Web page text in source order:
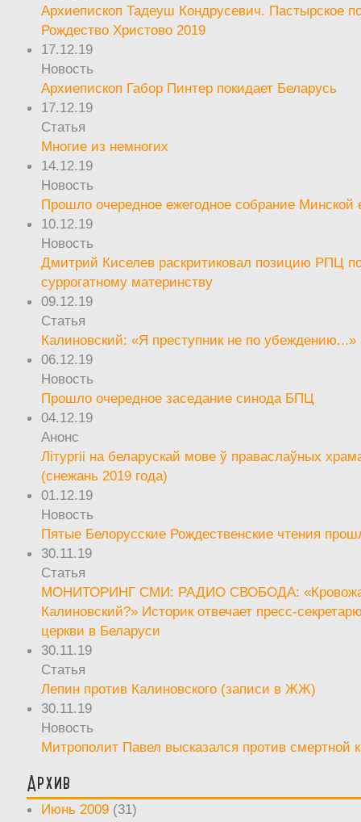
Архиепископ Тадеуш Кондрусевич. Пастырское
Рождество Христово 2019
17.12.19
Новость
Архиепископ Габор Пинтер покидает Беларусь
17.12.19
Статья
Многие из немногих
14.12.19
Новость
Прошло очередное ежегодное собрание
10.12.19
Новость
Дмитрий Киселев раскритиковал позицию РПЦ
суррогатному материнству
09.12.19
Статья
Калиновский: «Я преступник не по убеждению...»
06.12.19
Новость
Прошло очередное заседание синода БПЦ
04.12.19
Анонс
Літургіі на беларускай мове ў праваслаўных
(снежань 2019 года)
01.12.19
Новость
Пятые Белорусские Рождественские чтения
30.11.19
Статья
МОНИТОРИНГ СМИ: РАДИО СВОБОДА:
Калиновский?» Историк отвечает пресс-
церкви в Беларуси
30.11.19
Статья
Лепин против Калиновского (записи в ЖЖ)
30.11.19
Новость
Митрополит Павел высказался против смертной
Архив
Июнь 2009 (31)